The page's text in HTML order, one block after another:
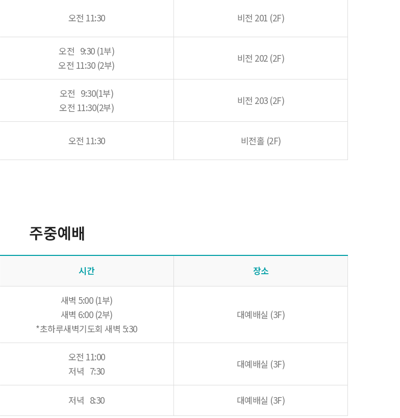
오전 11:30 비전 201 (2F)
오전 9:30 (1부)
오전 11:30 (2부)
비전 202 (2F)
오전 9:30(1부)
오전 11:30(2부)
비전 203 (2F)
오전 11:30 비전홀 (2F)
주중예배
시간 장소
새벽 5:00 (1부)
새벽 6:00 (2부)
*초하루새벽기도회 새벽 5:30
대예배실 (3F)
오전 11:00
저녁 7:30
대예배실 (3F)
저녁 8:30 대예배실 (3F)